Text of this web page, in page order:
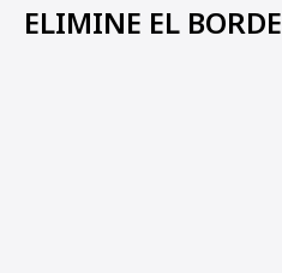
ELIMINE EL BORDE